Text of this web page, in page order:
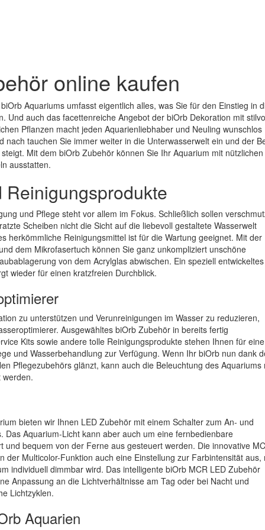
online kaufen
Aquariums umfasst eigentlich alles, was Sie für den Einstieg in
Und auch das facettenreiche Angebot der biOrb Dekoration mit
Pflanzen macht jeden Aquarienliebhaber und Neuling wunschlos
nach tauchen Sie immer weiter in die Unterwasserwelt ein und der
Mit dem biOrb Zubehör können Sie Ihr Aquarium mit nützlichen
ausstatten.
Reinigungsprodukte
und Pflege steht vor allem im Fokus. Schließlich sollen
Scheiben nicht die Sicht auf die liebevoll gestaltete Wasserwelt
herkömmliche Reinigungsmittel ist für die Wartung geeignet. Mit der
dem Mikrofasertuch können Sie ganz unkompliziert unschöne
von dem Acrylglas abwischen. Ein speziell entwickeltes
wieder für einen kratzfreien Durchblick.
zu unterstützen und Verunreinigungen im Wasser zu reduzieren,
Ausgewähltes biOrb Zubehör in bereits fertig
Kits sowie andere tolle Reinigungsprodukte stehen Ihnen für eine
und Wasserbehandlung zur Verfügung. Wenn Ihr biOrb nun dank
Pflegezubehörs glänzt, kann auch die Beleuchtung des Aquariums
bieten wir Ihnen LED Zubehör mit einem Schalter zum An- und
Das Aquarium-Licht kann aber auch um eine fernbedienbare
und bequem von der Ferne aus gesteuert werden. Die innovative
der Multicolor-Funktion auch eine Einstellung zur Farbintensität aus,
individuell dimmbar wird. Das intelligente biOrb MCR LED Zubehör
Anpassung an die Lichtverhältnisse am Tag oder bei Nacht und
Lichtzyklen.
Aquarien